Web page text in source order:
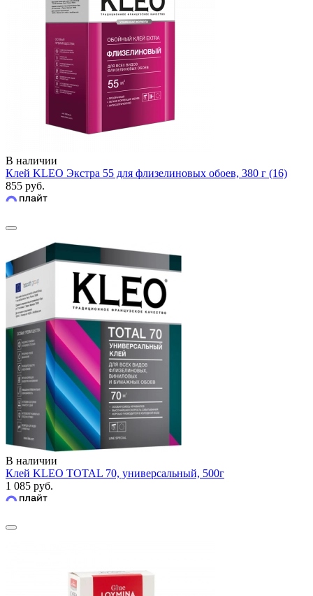
В наличии
Клей KLEO Экстра 55 для флизелиновых обоев, 380 г (16)
855 руб.
В наличии
Клей KLEO TOTAL 70, универсальный, 500г
1 085 руб.